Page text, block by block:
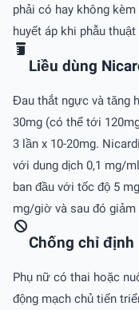
phải có hay không
huyết áp khi phẫu
Liều dùng
Đau thắt ngực và tăng
30mg (có thể tới
3 lần x 10-20mg.
với dung dịch 0,1 mg/
ban đầu với tốc độ 5
mg/giờ và sau đó
Chống chỉ định
Phụ nữ có thai hoặc
động mạch chủ tiến